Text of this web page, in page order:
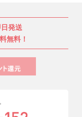
ス、カーボン不使
は講習が必要となり
習をお申込みしたア
でログイン、テクニ
後に郵送されたライ
発送
無料！